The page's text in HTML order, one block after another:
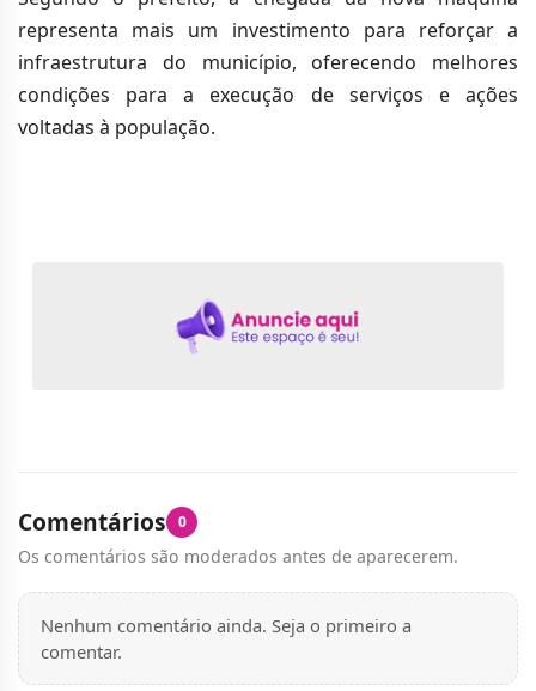
representa mais um investimento para reforçar a
infraestrutura do município, oferecendo melhores
condições para a execução de serviços e ações
voltadas à população.
Comentários 0
Os comentários são moderados antes de aparecerem.
Nenhum comentário ainda. Seja o primeiro a
comentar.